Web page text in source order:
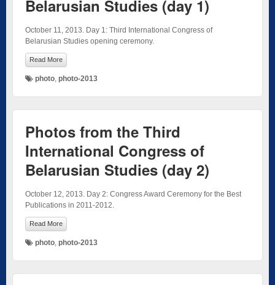
Belarusian Studies (day 1)
October 11, 2013. Day 1: Third International Congress of
Belarusian Studies opening ceremony.
Read More
photo, photo-2013
Photos from the Third
International Congress of
Belarusian Studies (day 2)
October 12, 2013. Day 2: Congress Award Ceremony for the Best
Publications in 2011-2012.
Read More
photo, photo-2013